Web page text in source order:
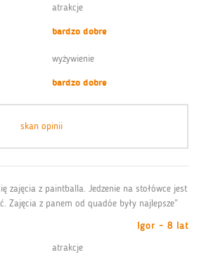
atrakcje
bardzo dobre
wyżywienie
bardzo dobre
skan opinii
zajęcia z paintballa. Jedzenie na stołówce jest
Zajęcia z panem od quadóe były najlepsze”
Igor - 8 lat
atrakcje